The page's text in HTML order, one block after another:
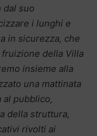
dal suo
i lunghi e
in sicurezza, che
della Villa
insieme alla
una mattinata
al pubblico,
della struttura,
rivolti ai